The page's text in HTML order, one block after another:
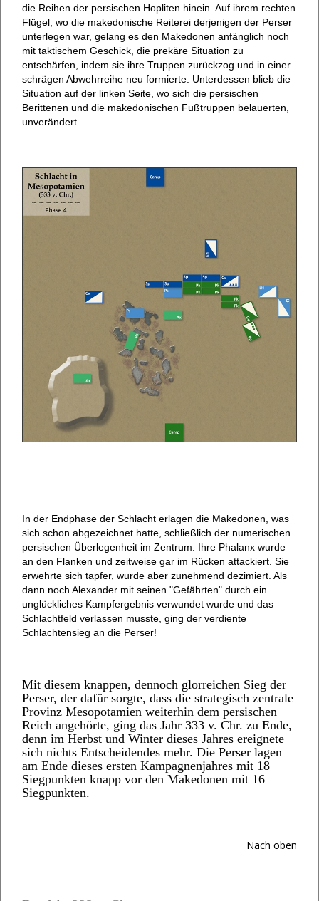
die Reihen der persischen Hopliten hinein. Auf ihrem rechten
Flügel, wo die makedonische Reiterei derjenigen der Perser
unterlegen war, gelang es den Makedonen anfänglich noch
mit taktischem Geschick, die prekäre Situation zu
entschärfen, indem sie ihre Truppen zurückzog und in einer
schrägen Abwehrreihe neu formierte. Unterdessen blieb die
Situation auf der linken Seite, wo sich die persischen
Berittenen und die makedonischen Fußtruppen belauerten,
unverändert.
In der Endphase der Schlacht erlagen die Makedonen, was
sich schon abgezeichnet hatte, schließlich der numerischen
persischen Überlegenheit im Zentrum. Ihre Phalanx wurde
an den Flanken und zeitweise gar im Rücken attackiert. Sie
erwehrte sich tapfer, wurde aber zunehmend dezimiert. Als
dann noch Alexander mit seinen "Gefährten" durch ein
unglückliches Kampfergebnis verwundet wurde und das
Schlachtfeld verlassen musste, ging der verdiente
Schlachtensieg an die Perser!
Mit diesem knappen, dennoch glorreichen Sieg der
Perser, der dafür sorgte, dass die strategisch zentrale
Provinz Mesopotamien weiterhin dem persischen
Reich angehörte, ging das Jahr 333 v. Chr. zu Ende,
denn im Herbst und Winter dieses Jahres ereignete
sich nichts Entscheidendes mehr. Die Perser lagen
am Ende dieses ersten Kampagnenjahres mit 18
Siegpunkten knapp vor den Makedonen mit 16
Siegpunkten.
Nach oben